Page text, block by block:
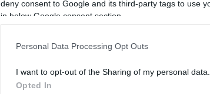
deny consent to Google and its third-party tags to use
in below Google consent section.
Personal Data Processing Opt Outs
I want to opt-out of the Sharing of my personal data.
Opted In